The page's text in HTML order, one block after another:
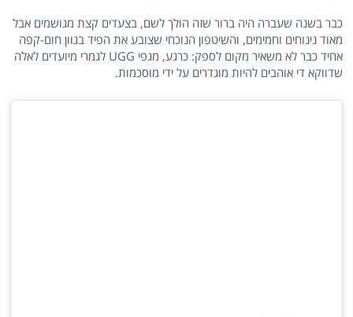
כבר בשנה שעברה היה ברור שזה הולך לשם, בצעדים קצת מגושמים אבל
מאוד נינוחים וחמימים, והשיטפון הנוכחי שצובע את הפיד בגוון חום-קפה
אחיד כבר לא משאיר מקום לספק: כרגע, מגפי UGG לגמרי מיועדים לאלה
שדווקא די אוהבים להיות מוגדרים על ידי מוסכמות.